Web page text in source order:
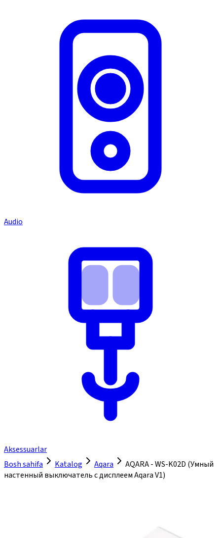
Audio
Aksessuarlar
Bosh sahifa
Katalog Aqara
AQARA - WS-K02D (Умный
настенный выключатель с дисплеем Aqara V1)